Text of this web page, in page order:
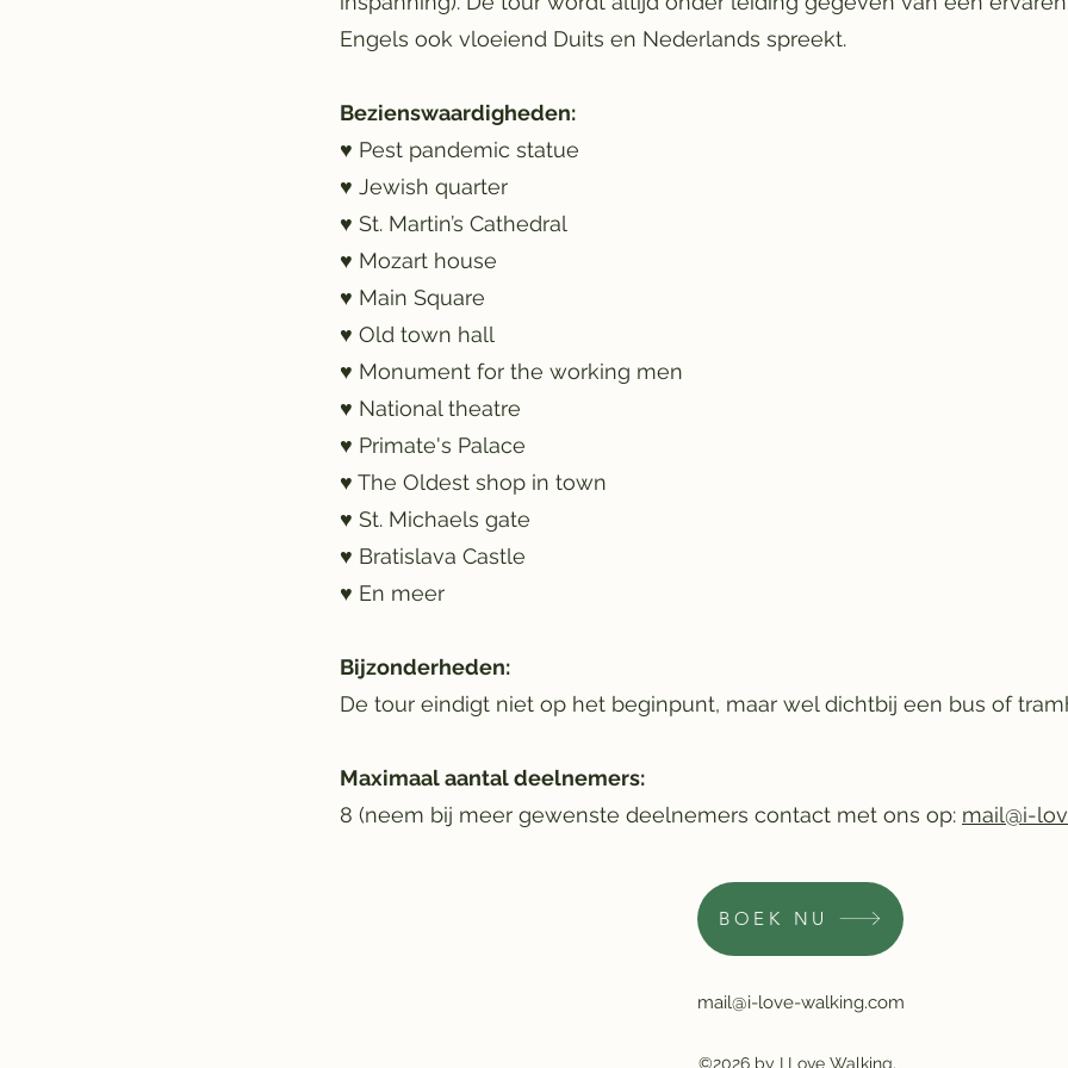
Engels ook vloeiend Duits en Nederlands spreekt.
Bezienswaardigheden:
♥ Pest pandemic statue
♥ Jewish quarter
♥ St. Martin’s Cathedral
♥ Mozart house
♥ Main Square
♥ Old town hall
♥ Monument for the working men
♥ National theatre
♥ Primate's Palace
♥ The Oldest shop in town
♥ St. Michaels gate
♥ Bratislava Castle
♥ En meer
Bijzonderheden:
De tour eindigt niet op het beginpunt, maar wel dichtbij een bus of
Maximaal aantal deelnemers:
8 (neem bij meer gewenste deelnemers contact met ons op: mail@i-
BOEK NU
mail@i-love-walking.com
©2026 by I Love Walking.